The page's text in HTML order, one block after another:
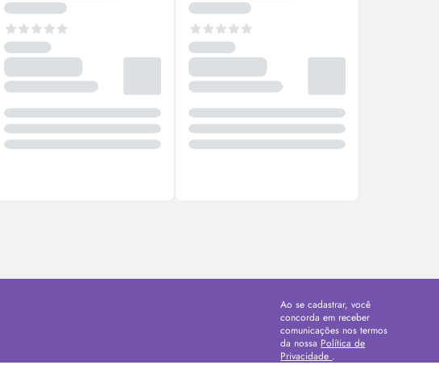
Ao se cadastrar, você
concorda em receber
comunicações nos termos
da nossa Política de
Privacidade .